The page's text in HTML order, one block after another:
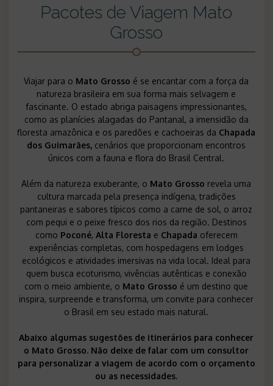
Pacotes de Viagem Mato
Grosso
Viajar para o Mato Grosso é se encantar com a força da
natureza brasileira em sua forma mais selvagem e
fascinante. O estado abriga paisagens impressionantes,
como as planícies alagadas do Pantanal, a imensidão da
floresta amazônica e os paredões e cachoeiras da Chapada
dos Guimarães, cenários que proporcionam encontros
únicos com a fauna e flora do Brasil Central.
Além da natureza exuberante, o Mato Grosso revela uma
cultura marcada pela presença indígena, tradições
pantaneiras e sabores típicos como a carne de sol, o arroz
com pequi e o peixe fresco dos rios da região. Destinos
como Poconé, Alta Floresta e Chapada oferecem
experiências completas, com hospedagens em lodges
ecológicos e atividades imersivas na vida local. Ideal para
quem busca ecoturismo, vivências autênticas e conexão
com o meio ambiente, o Mato Grosso é um destino que
inspira, surpreende e transforma, um convite para conhecer
o Brasil em seu estado mais natural.
Abaixo algumas sugestões de itinerários para conhecer
o Mato Grosso. Não deixe de falar com um consultor
para personalizar a viagem de acordo com o orçamento
ou as necessidades.